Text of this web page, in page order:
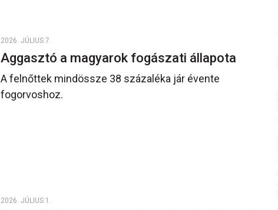
2026. JÚLIUS 7.
Aggasztó a magyarok fogászati állapota
A felnőttek mindössze 38 százaléka jár évente
fogorvoshoz.
2026. JÚLIUS 1.